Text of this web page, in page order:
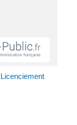
Licenciement